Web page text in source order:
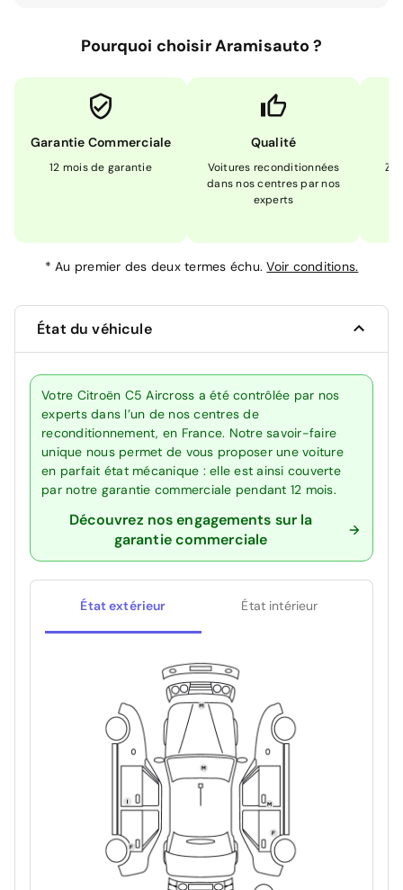
Pourquoi choisir Aramisauto ?
Garantie Commerciale
12 mois de garantie
Qualité
Voitures reconditionnées
dans nos centres par nos
experts
*Au premier des deux termes échu.Voir conditions.
État du véhicule
Votre Citroën C5 Aircross a été contrôlée par nos
experts dans l’un de nos centres de
reconditionnement, en France. Notre savoir-faire
unique nous permet de vous proposer une voiture
en parfait état mécanique : elle est ainsi couverte
par notre garantie commerciale pendant 12 mois.
Découvrez nos engagements sur la
garantie commerciale
État extérieur État intérieur